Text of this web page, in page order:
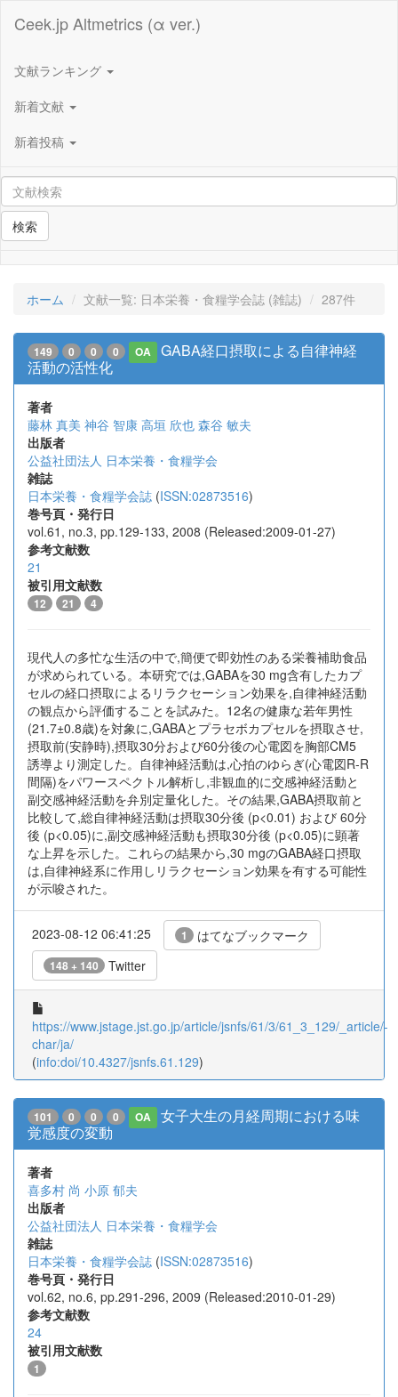
Ceek.jp Altmetrics (α ver.)
文献ランキング
新着文献
新着投稿
検索
ホーム 文献一覧: 日本栄養・食糧学会誌 (雑誌) 287件
149 0 0 0 OA
GABA経口摂取による自律神経
活動の活性化
著者
藤林 真美 神谷 智康 高垣 欣也 森谷 敏夫
出版者
公益社団法人 日本栄養・食糧学会
雑誌
日本栄養・食糧学会誌 (ISSN:02873516)
巻号頁・発行日
vol.61, no.3, pp.129-133, 2008 (Released:2009-01-27)
参考文献数
21
被引用文献数
12 21 4
現代人の多忙な生活の中で,簡便で即効性のある栄養補助食品
が求められている。本研究では,GABAを30 mg含有したカプ
セルの経口摂取によるリラクセーション効果を,自律神経活動
の観点から評価することを試みた。12名の健康な若年男性
(21.7±0.8歳)を対象に,GABAとプラセボカプセルを摂取させ,
摂取前(安静時),摂取30分および60分後の心電図を胸部CM5
誘導より測定した。自律神経活動は,心拍のゆらぎ(心電図R-R
間隔)をパワースペクトル解析し,非観血的に交感神経活動と
副交感神経活動を弁別定量化した。その結果,GABA摂取前と
比較して,総自律神経活動は摂取30分後 (p<0.01) および 60分
後 (p<0.05)に,副交感神経活動も摂取30分後 (p<0.05)に顕著
な上昇を示した。これらの結果から,30 mgのGABA経口摂取
は,自律神経系に作用しリラクセーション効果を有する可能性
が示唆された。
2023-08-12 06:41:25 1 はてなブックマーク
148 + 140 Twitter
https://www.jstage.jst.go.jp/article/jsnfs/61/3/61_3_129/_article/-
char/ja/
(info:doi/10.4327/jsnfs.61.129)
101 0 0 0 OA
女子大生の月経周期における味
覚感度の変動
著者
喜多村 尚 小原 郁夫
出版者
公益社団法人 日本栄養・食糧学会
雑誌
日本栄養・食糧学会誌 (ISSN:02873516)
巻号頁・発行日
vol.62, no.6, pp.291-296, 2009 (Released:2010-01-29)
参考文献数
24
被引用文献数
1